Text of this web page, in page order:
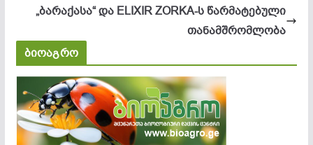
„ბარაქასა“ და ELIXIR ZORKA-ს წარმატებული
თანამშრომლობა
ბიოაგრო